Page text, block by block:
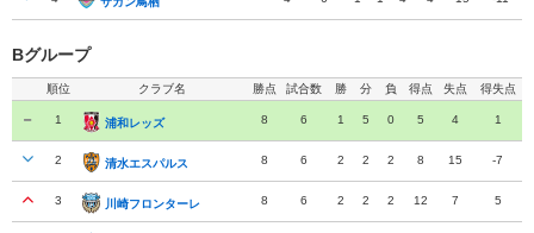
Bグループ
順位 クラブ名 勝点 試合数 勝 分 負 得点 失点 得失点
1 浦和レッズ
浦和レッズ 8 6 1 5 0 5 4 1
2 清水エスパルス
清水エスパルス 8 6 2 2 2 8 15 -7
3 川崎フロンターレ
川崎フロンターレ 8 6 2 2 2 12 7 5